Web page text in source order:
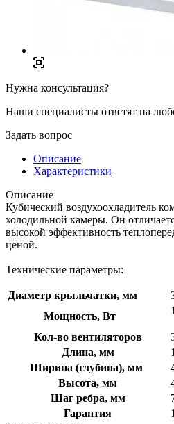
Нужна консультация?
Наши специалисты ответят на
Задать вопрос
Описание
Характеристики
Описание
Кубический воздухоохладитель
холодильной камеры. Он
высокой эффективность
ценой.
Технические параметры:
Диаметр крыльчатки, мм
Мощность, Вт
Кол-во вентиляторов
Длина, мм
Ширина (глубина), мм
Высота, мм
Шаг ребра, мм
Гарантия